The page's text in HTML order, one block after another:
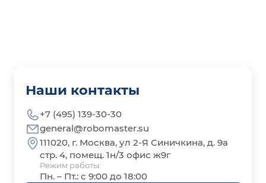
Наши контакты
+7 (495) 139-30-30
general@robomaster.su
111020, г. Москва, ул 2-Я Синичкина, д. 9а
стр. 4, помещ. 1н/3 офис ж9г
Режим работы:
Пн. – Пт.: с 9:00 до 18:00